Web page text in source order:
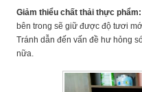
Giảm thiểu chất thải thực phẩm:
bên trong sẽ giữ được độ tươi
Tránh dẫn đến vấn đề hư hỏng
nữa.